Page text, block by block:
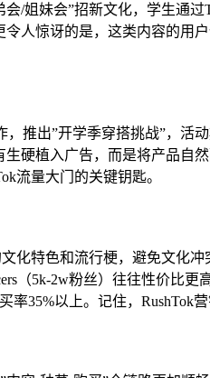
/姐妹会”招新文化，学生通
人惊讶的是，这类内容的用
推出”开学季穿搭挑战”，活
硬植入广告，而是将产品
流量大门的关键钥匙。
化特色和流行梗，避免文化
（5k-2w粉丝）往往性价比
35%以上。记住，RushTok